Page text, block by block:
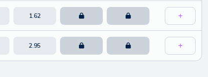
1.62
2.95